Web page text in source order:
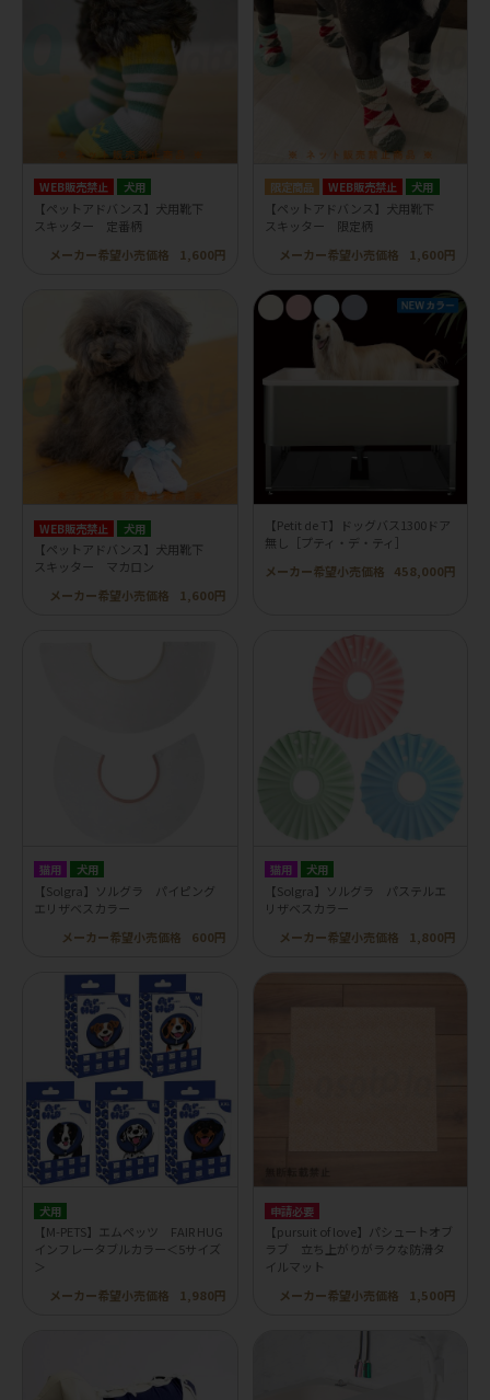
WEB販売禁止 犬用
【ペットアドバンス】犬用靴下
スキッター 定番柄
メーカー希望小売価格
1,600円
WEB販売禁止 犬用
【ペットアドバンス】犬用靴下
スキッター 限定柄
メーカー希望小売価格
1,600円
WEB販売禁止 犬用
【ペットアドバンス】犬用靴下
スキッター マカロン
メーカー希望小売価格
1,600円
【Petit de T】ドッグバス1300ドア
無し［プティ・デ・ティ］
メーカー希望小売価格
458,000円
猫用 犬用
【Solgra】ソルグラ パイピング
エリザベスカラー
メーカー希望小売価格
600円
猫用 犬用
【Solgra】ソルグラ パステルエ
リザベスカラー
メーカー希望小売価格
1,800円
犬用
【M-PETS】エムペッツ FAIR HUG
インフレータブルカラー＜5サイズ
＞
メーカー希望小売価格
1,980円
申請必要
【pursuit of love】パシュートオブ
ラブ 立ち上がりがラクな防滑タ
イルマット
メーカー希望小売価格
1,500円